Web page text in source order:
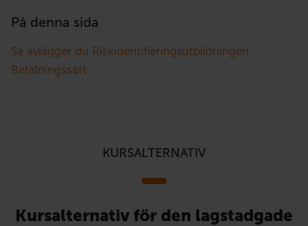
På denna sida
Så avlägger du Riskidentifieringsutbildningen
Betalningssätt
KURSALTERNATIV
Kursalternativ för den lagstadgade